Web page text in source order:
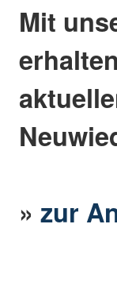
Mit
»zur